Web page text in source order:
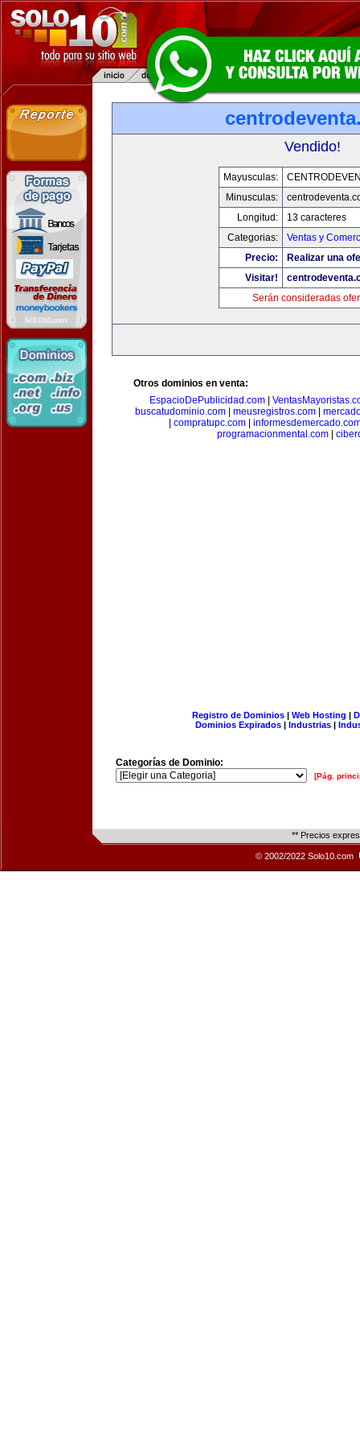
Vendido!
Mayusculas:
Minusculas:
Longitud:
13 caracteres
Categorias:
Ventas y
Precio:
Realizar una
Visitar!
Serán consideradas
Otros dominios en venta:
EspacioDePublicidad.com
buscatudominio.com
meusregistros.com
compratupc.com
programacionmental.com
Registro de Dominios| Web Hosting |
Dominios Expirados | Industrias |
Categorías de Dominio:
[Pág.
** Precios
© 2002/2022 Solo10.com